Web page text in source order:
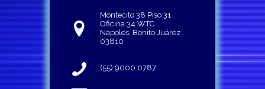
Montecito 38 Piso 31
Oficina 34 WTC
Napoles, Benito Juárez
03810
(55) 9000 0787